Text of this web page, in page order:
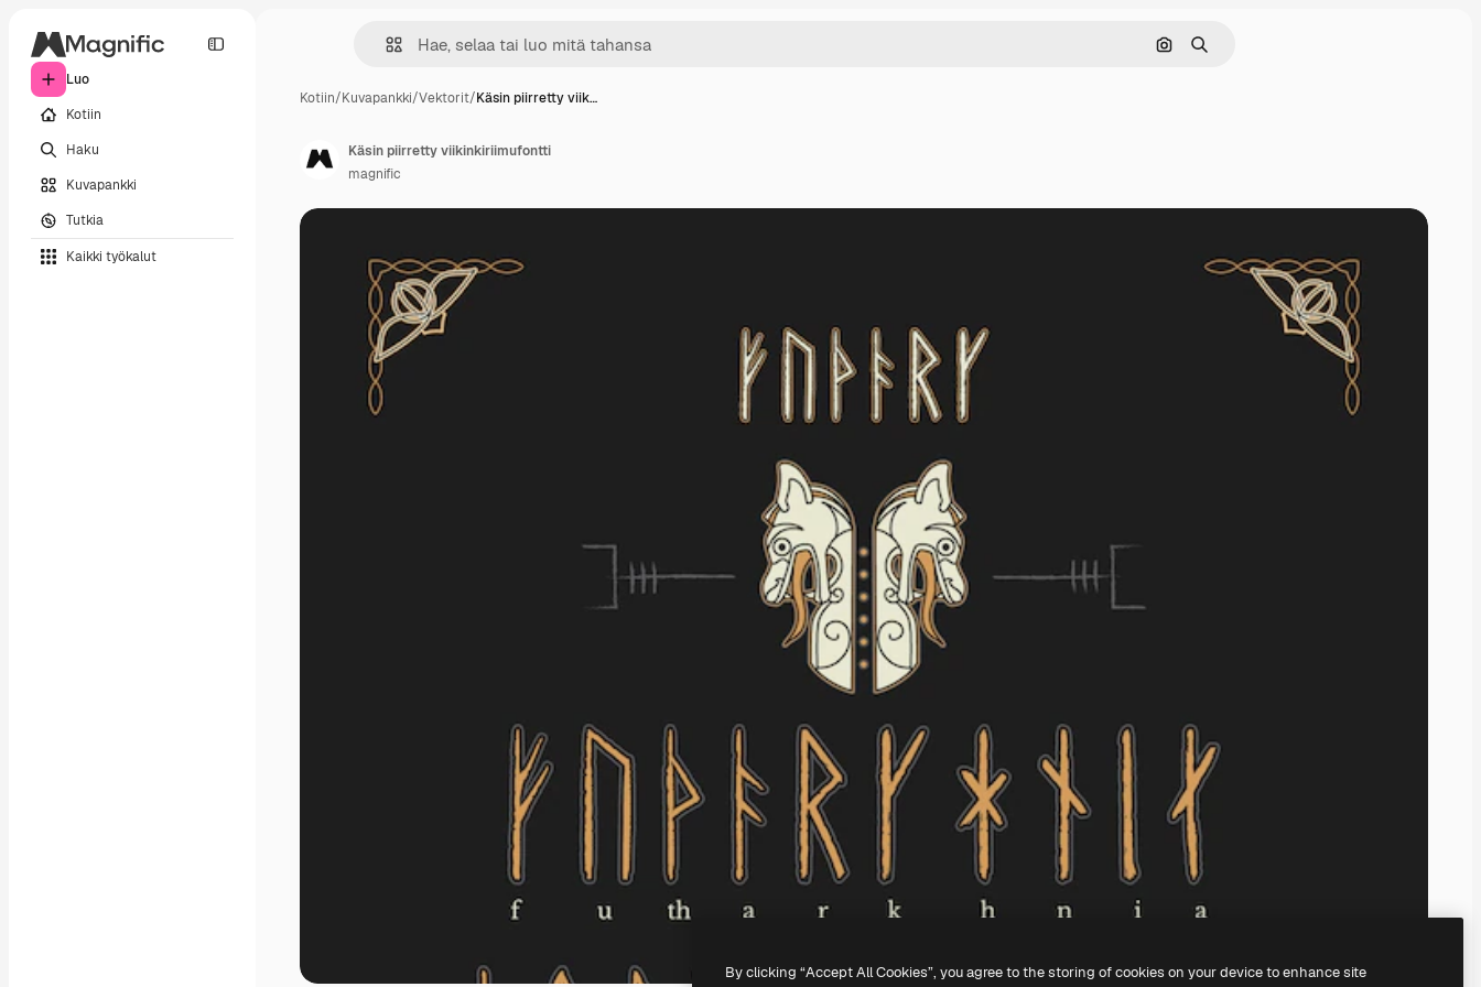
Luo
Kotiin
Haku
Kuvapankki
Tutkia
Kaikki työkalut
Hae kuvan perusteella
Haku
Kotiin/Kuvapankki/Vektorit/Käsin piirretty viik…
Käsin piirretty viikinkiriimufontti
magnific
By clicking “Accept All Cookies”, you agree to the storing of cookies on your device to enhance site